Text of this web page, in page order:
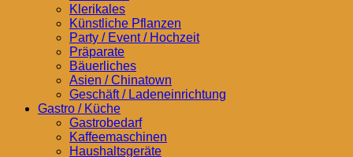
Klerikales
Künstliche Pflanzen
Party / Event / Hochzeit
Präparate
Bäuerliches
Asien / Chinatown
Geschäft / Ladeneinrichtung
Gastro / Küche
Gastrobedarf
Kaffeemaschinen
Haushaltsgeräte